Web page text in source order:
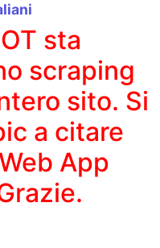
sta
scraping
sito. Si
a citare
App